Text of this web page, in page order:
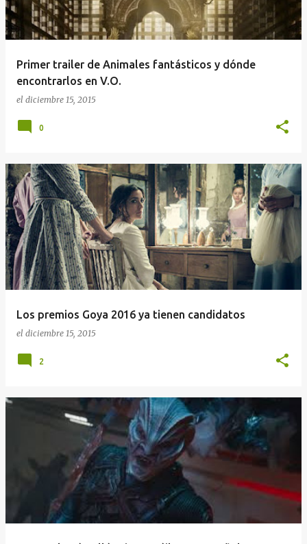
Primer trailer de Animales fantásticos y dónde
encontrarlos en V.O.
el diciembre 15, 2015
0
Los premios Goya 2016 ya tienen candidatos
el diciembre 15, 2015
2